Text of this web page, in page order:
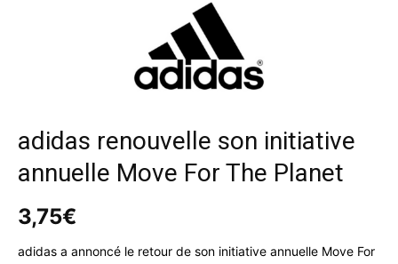
adidas renouvelle son initiative
annuelle Move For The Planet
3,75€
adidas a annoncé le retour de son initiative annuelle Move For